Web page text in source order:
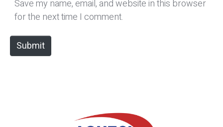
Save my name, email, and website in this browser
for the next time I comment.
Submit